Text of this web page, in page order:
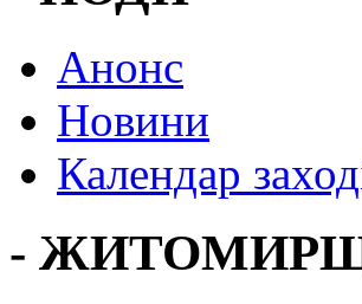
Анонс
Новини
Календар
-